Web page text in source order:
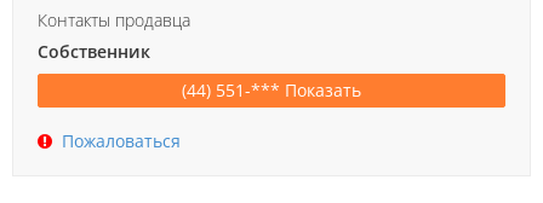
Контакты продавца
Собственник
(44) 551-*** Показать
Пожаловаться